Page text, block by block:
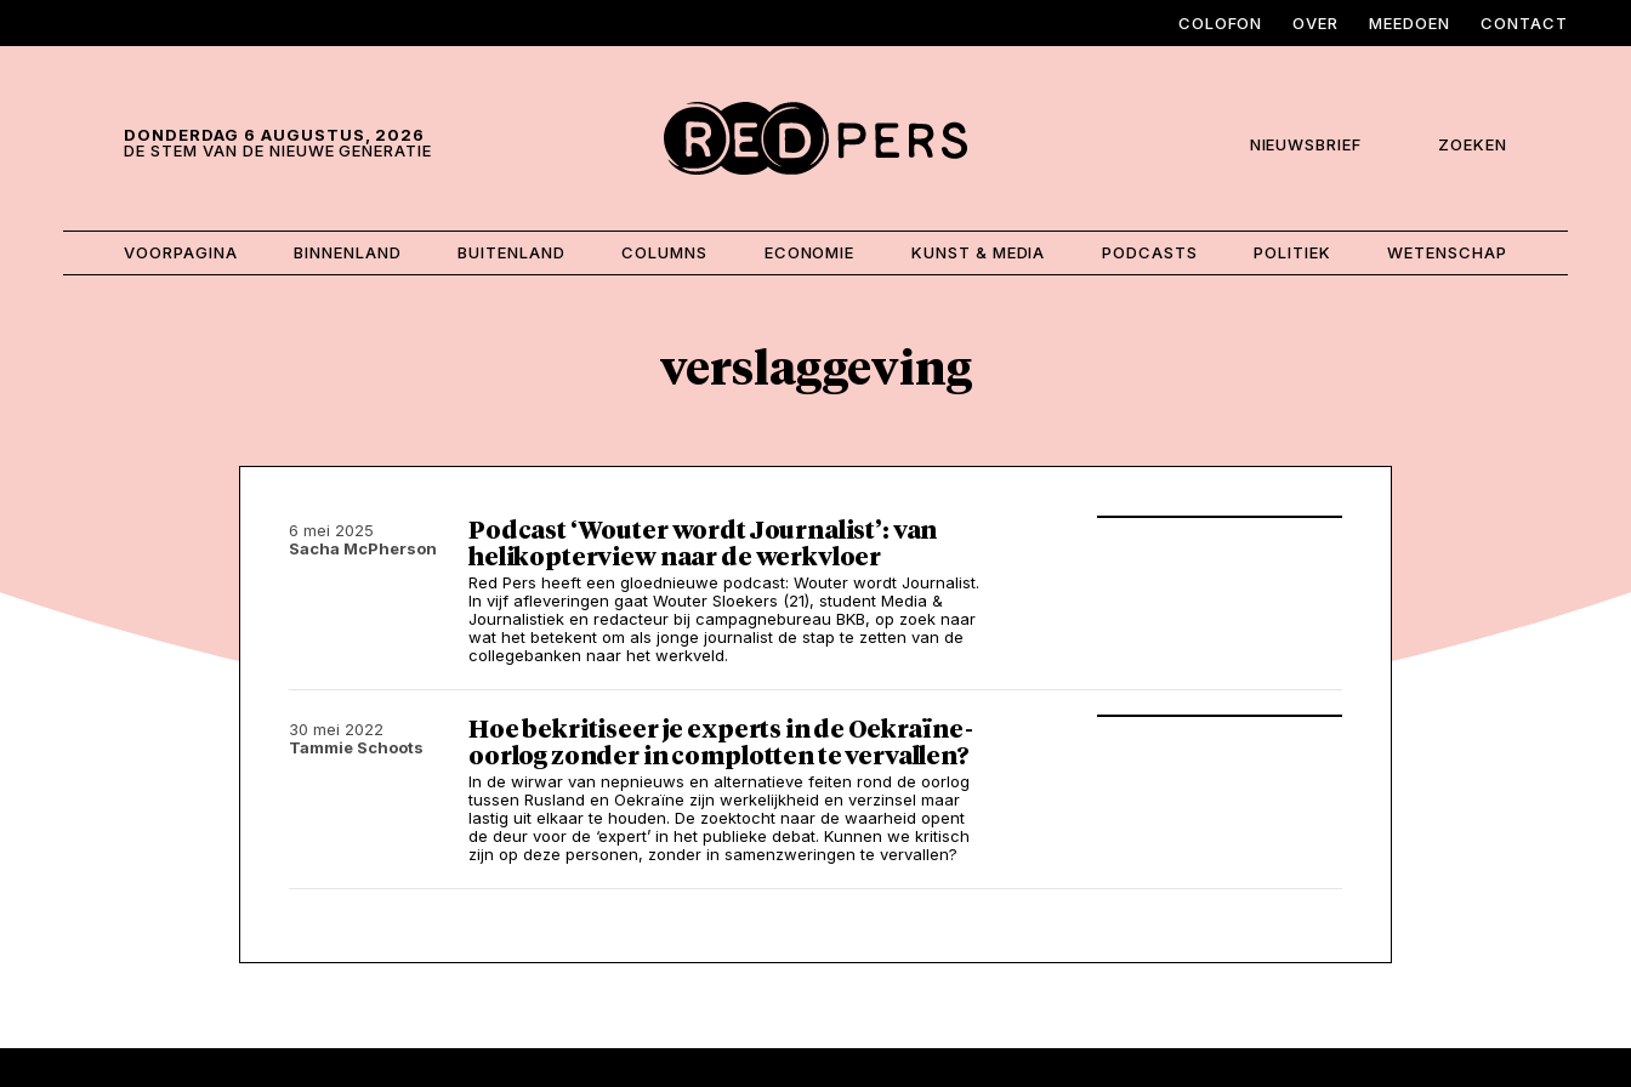
COLOFON OVER MEEDOEN CONTACT
DONDERDAG 6 AUGUSTUS, 2026
DE STEM VAN DE NIEUWE GENERATIE
NIEUWSBRIEF ZOEKEN
VOORPAGINA BINNENLAND BUITENLAND COLUMNS ECONOMIE KUNST & MEDIA PODCASTS POLITIEK WETENSCHAP
verslaggeving
6 mei 2025
Sacha McPherson
Podcast ‘Wouter wordt Journalist’: van
helikopterview naar de werkvloer
Red Pers heeft een gloednieuwe podcast: Wouter wordt Journalist.
In vijf afleveringen gaat Wouter Sloekers (21), student Media &
Journalistiek en redacteur bij campagnebureau BKB, op zoek naar
wat het betekent om als jonge journalist de stap te zetten van de
collegebanken naar het werkveld.
30 mei 2022
Tammie Schoots
Hoe bekritiseer je experts in de Oekraïne-
oorlog zonder in complotten te vervallen?
In de wirwar van nepnieuws en alternatieve feiten rond de oorlog
tussen Rusland en Oekraïne zijn werkelijkheid en verzinsel maar
lastig uit elkaar te houden. De zoektocht naar de waarheid opent
de deur voor de ‘expert’ in het publieke debat. Kunnen we kritisch
zijn op deze personen, zonder in samenzweringen te vervallen?